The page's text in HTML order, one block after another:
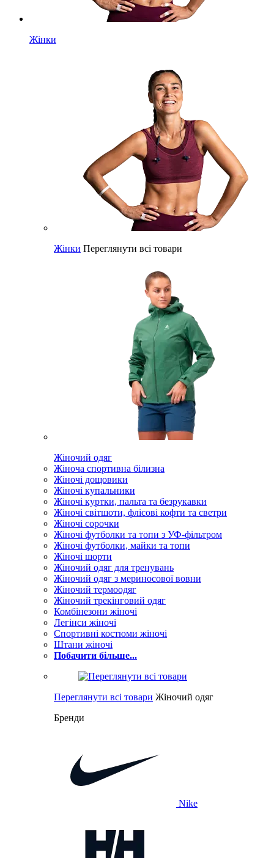
Жінки
Жінки Переглянути всі товари
Жіночий одяг
Жіноча спортивна білизна
Жіночі дощовики
Жіночі купальники
Жіночі куртки, пальта та безрукавки
Жіночі світшоти, флісові кофти та светри
Жіночі сорочки
Жіночі футболки та топи з УФ-фільтром
Жіночі футболки, майки та топи
Жіночі шорти
Жіночий одяг для тренувань
Жіночий одяг з мериносової вовни
Жіночий термоодяг
Жіночий трекінговий одяг
Комбінезони жіночі
Легінси жіночі
Спортивні костюми жіночі
Штани жіночі
Побачити більше...
Переглянути всі товари Жіночий одяг
Бренди
Nike